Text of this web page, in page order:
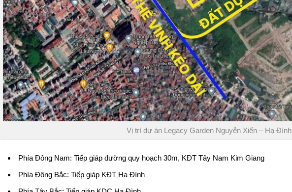
Vị trí dự án Legacy Garden Nguyễn Xiển – Hạ Đình
Phía Đông Nam: Tiếp giáp đường quy hoạch 30m, KĐT Tây Nam Kim Giang
Phía Đông Bắc: Tiếp giáp KĐT Hạ Đình